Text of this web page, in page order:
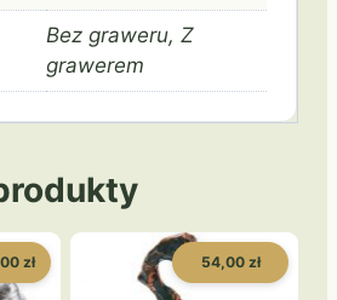
Bez graweru, Z
grawerem
zł 54,00 zł